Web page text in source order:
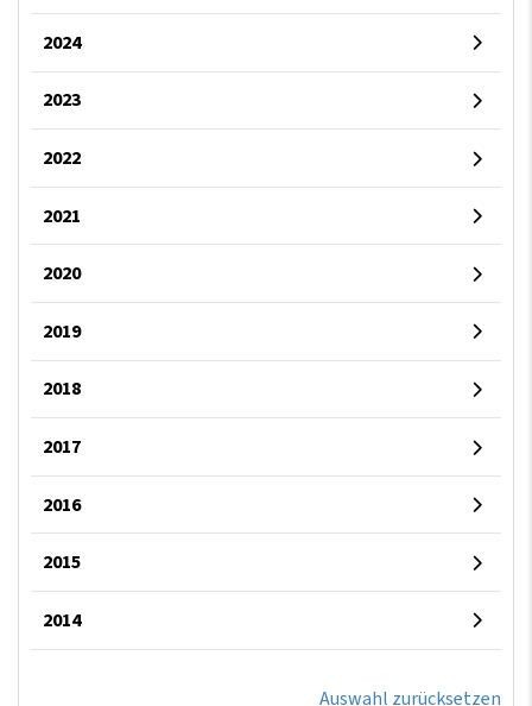
2024
2023
2022
2021
2020
2019
2018
2017
2016
2015
2014
Auswahl zurücksetzen